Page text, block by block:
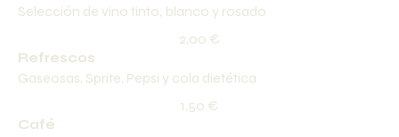
Selección de vino tinto, blanco y rosado
2,00 €
Refrescos
Gaseosas, Sprite, Pepsi y cola dietética
1,50 €
Café